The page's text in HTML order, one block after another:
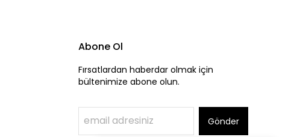
Abone Ol
Fırsatlardan haberdar olmak için
bültenimize abone olun.
Gönder